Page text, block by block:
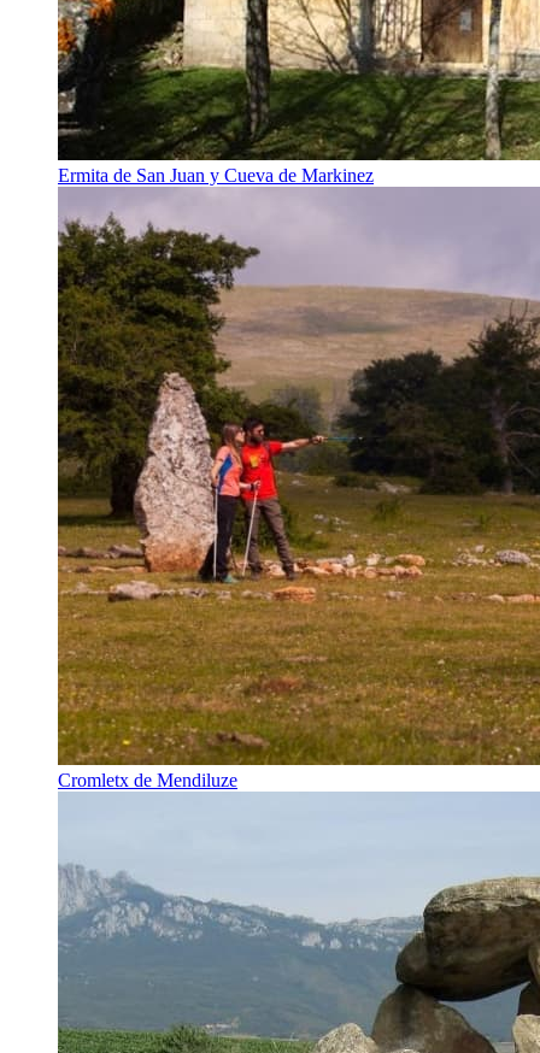
Ermita de San Juan y Cueva de Markinez
Cromletx de Mendiluze